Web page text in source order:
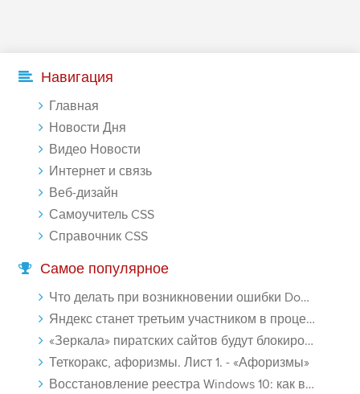
Навигация
Главная
Новости Дня
Видео Новости
Интернет и связь
Веб-дизайн
Самоучитель CSS
Справочник CSS
Самое популярное
Что делать при возникновении ошибки Download interrupted в Chrome - «Windows»
Яндекс станет третьим участником в процессе ФАС против Google - «Интернет»
«Зеркала» пиратских сайтов будут блокироваться! - «Интернет»
Теткоракс, афоризмы. Лист 1. - «Афоризмы»
Восстановление реестра Windows 10: как восстановить реестр Виндовс 10 - «Windows»